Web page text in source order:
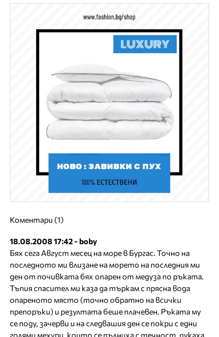
Коментари (1)
18.08.2008 17:42 - boby
Бях сега Август месец на море в Бургас. Точно на
последното ми влизане на морето на последния ми
ден от почивката бях опарен от медуза по ръката.
Тъпия спасител ми каза да търкам с прясна вода
опареното място (точно обратно на всички
препоръки) и резултата беше плачевен. Ръката му
се поду, зачерви и на следвашия ден се покри с едни
голями мехури, които се пълниха с течност, пукаха